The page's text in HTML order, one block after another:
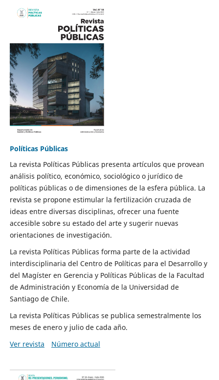
Políticas Públicas
La revista Políticas Públicas presenta artículos que provean
análisis político, económico, sociológico o jurídico de
políticas públicas o de dimensiones de la esfera pública. La
revista se propone estimular la fertilización cruzada de
ideas entre diversas disciplinas, ofrecer una fuente
accesible sobre su estado del arte y sugerir nuevas
orientaciones de investigación.
La revista Políticas Públicas forma parte de la actividad
interdisciplinaria del Centro de Políticas para el Desarrollo y
del Magíster en Gerencia y Políticas Públicas de la Facultad
de Administración y Economía de la Universidad de
Santiago de Chile.
La revista Políticas Públicas se publica semestralmente los
meses de enero y julio de cada año.
Ver revista
Número actual